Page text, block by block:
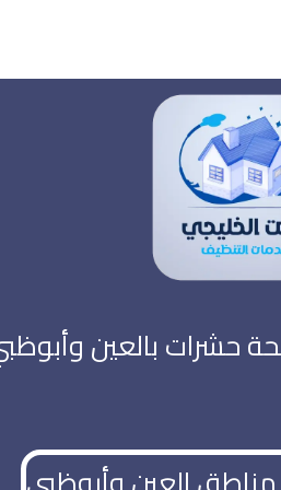
حشرات بالعين